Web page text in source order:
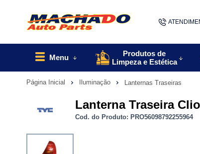
Menu
Produtos de
Limpeza e Estética
Página Inicial Iluminação Lanternas Traseiras
Lanterna Traseira
Cod. do Produto: PRO56098792255964